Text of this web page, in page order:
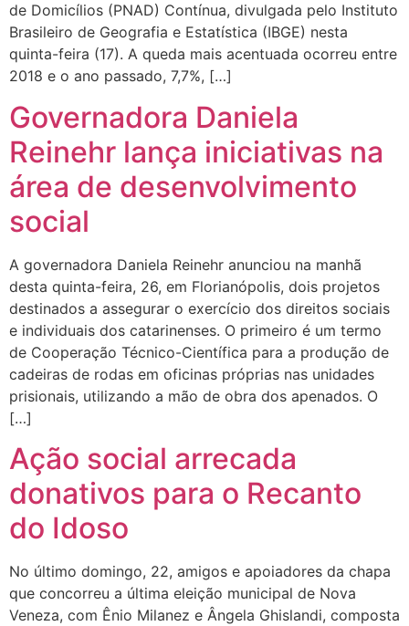
de Domicílios (PNAD) Contínua, divulgada pelo Instituto
Brasileiro de Geografia e Estatística (IBGE) nesta
quinta-feira (17). A queda mais acentuada ocorreu entre
2018 e o ano passado, 7,7%, […]
Governadora Daniela
Reinehr lança iniciativas na
área de desenvolvimento
social
A governadora Daniela Reinehr anunciou na manhã
desta quinta-feira, 26, em Florianópolis, dois projetos
destinados a assegurar o exercício dos direitos sociais
e individuais dos catarinenses. O primeiro é um termo
de Cooperação Técnico-Científica para a produção de
cadeiras de rodas em oficinas próprias nas unidades
prisionais, utilizando a mão de obra dos apenados. O
[…]
Ação social arrecada
donativos para o Recanto
do Idoso
No último domingo, 22, amigos e apoiadores da chapa
que concorreu a última eleição municipal de Nova
Veneza, com Ênio Milanez e Ângela Ghislandi, composta